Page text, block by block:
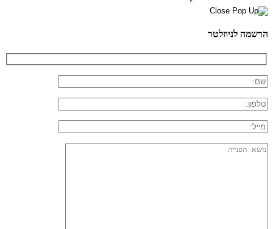
הרשמה לניוזלטר